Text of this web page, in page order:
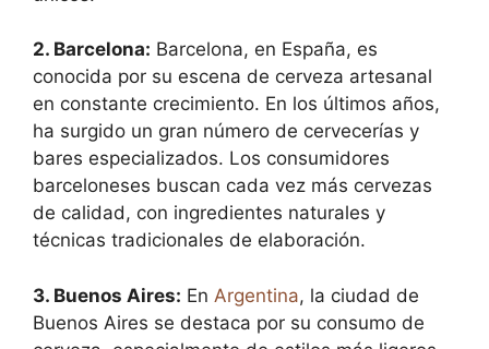
2. Barcelona: Barcelona, ​​en España, es
conocida por su escena de cerveza artesanal
en constante crecimiento. En los últimos años,
ha surgido un gran número de cervecerías y
bares especializados. Los consumidores
barceloneses buscan cada vez más cervezas
de calidad, con ingredientes naturales y
técnicas tradicionales de elaboración.
3. Buenos Aires: En Argentina, la ciudad de
Buenos Aires se destaca por su consumo de